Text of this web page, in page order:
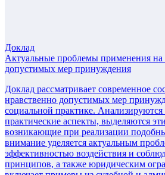
Доклад
Актуальные проблемы применения на
допустимых мер принуждения
Доклад рассматривает современное
нравственно допустимых мер
социальной практике. Анализируются
практические аспекты, выделяются
возникающие при реализации
внимание уделяется актуальным
эффективностью воздействия и
принципов, а также юридическим